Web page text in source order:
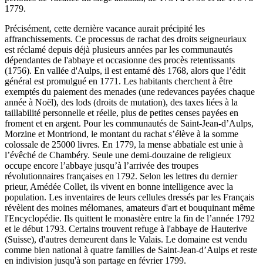
1779.
Précisément, cette dernière vacance aurait précipité les
affranchissements. Ce processus de rachat des droits seigneuriaux
est réclamé depuis déjà plusieurs années par les communautés
dépendantes de l'abbaye et occasionne des procès retentissants
(1756). En vallée d'Aulps, il est entamé dès 1768, alors que l’édit
général est promulgué en 1771. Les habitants cherchent à être
exemptés du paiement des menades (une redevances payées chaque
année à Noël), des lods (droits de mutation), des taxes liées à la
taillabilité personnelle et réelle, plus de petites censes payées en
froment et en argent. Pour les communautés de Saint-Jean-d’Aulps,
Morzine et Montriond, le montant du rachat s’élève à la somme
colossale de 25000 livres. En 1779, la mense abbatiale est unie à
l’évêché de Chambéry. Seule une demi-douzaine de religieux
occupe encore l’abbaye jusqu’à l’arrivée des troupes
révolutionnaires françaises en 1792. Selon les lettres du dernier
prieur, Amédée Collet, ils vivent en bonne intelligence avec la
population. Les inventaires de leurs cellules dressés par les Français
révèlent des moines mélomanes, amateurs d'art et bouquinant même
l'Encyclopédie. Ils quittent le monastère entre la fin de l’année 1792
et le début 1793. Certains trouvent refuge à l'abbaye de Hauterive
(Suisse), d'autres demeurent dans le Valais. Le domaine est vendu
comme bien national à quatre familles de Saint-Jean-d’Aulps et reste
en indivision jusqu'à son partage en février 1799.